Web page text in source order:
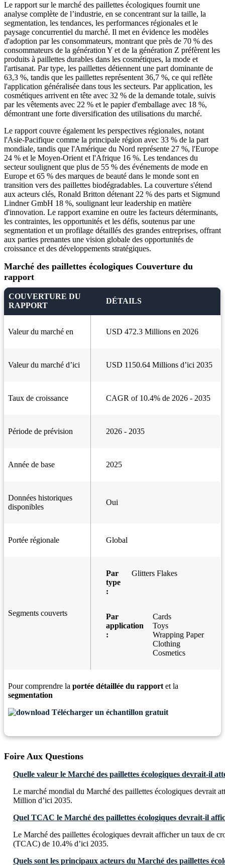
Le rapport sur le marché des paillettes écologiques fournit une
analyse complète de l’industrie, en se concentrant sur la taille, la
segmentation, les tendances, les performances régionales et le
paysage concurrentiel du marché. Il met en évidence les modèles
d'adoption par les consommateurs, montrant que près de 70 % des
consommateurs de la génération Y et de la génération Z préfèrent les
produits à paillettes durables dans les cosmétiques, la mode et
l'artisanat. Par type, les paillettes détiennent une part dominante de
63,3 %, tandis que les paillettes représentent 36,7 %, ce qui reflète
l'application généralisée dans tous les secteurs. Par application, les
cosmétiques arrivent en tête avec 32 % de la demande totale, suivis
par les vêtements avec 22 % et le papier d'emballage avec 18 %,
démontrant une forte diversification des utilisations du marché.
Le rapport couvre également les perspectives régionales, notant
l'Asie-Pacifique comme la principale région avec 33 % de la part
mondiale, tandis que l'Amérique du Nord représente 27 %, l'Europe
24 % et le Moyen-Orient et l'Afrique 16 %. Les tendances du
secteur soulignent que plus de 55 % des événements de mode en
Europe et 65 % des marques de beauté dans le monde sont en
transition vers des paillettes biodégradables. La couverture s'étend
aux acteurs clés, Ronald Britton détenant 22 % des parts et Sigmund
Lindner GmbH 18 %, soulignant leur leadership en matière
d'innovation. Le rapport examine en outre les facteurs déterminants,
les contraintes, les opportunités et les défis, soutenus par une
segmentation et un profilage détaillés des grandes entreprises, offrant
aux parties prenantes une vision globale des opportunités de
croissance et des développements stratégiques.
Marché des paillettes écologiques Couverture du
rapport
COUVERTURE DU
RAPPORT
DÉTAILS
Valeur du marché en USD 472.3 Millions en 2026
Valeur du marché d’ici USD 1150.64 Millions d’ici 2035
Taux de croissance CAGR of 10.4% de 2026 - 2035
Période de prévision 2026 - 2035
Année de base 2025
Données historiques
disponibles
Oui
Portée régionale Global
Segments couverts
Par
type
:
Glitters Flakes
Par
application
:
Cards
Toys
Wrapping Paper
Clothing
Cosmetics
Pour comprendre la portée détaillée du rapport et la
segmentation
Télécharger un échantillon gratuit
Foire Aux Questions
Quelle valeur le Marché des paillettes écologiques devrait-il
Le marché mondial du Marché des paillettes écologiques devrait
Million d’ici 2035.
Quel TCAC le Marché des paillettes écologiques devrait-il
Le Marché des paillettes écologiques devrait afficher un taux de
(TCAC) de 10.4% d’ici 2035.
Quels sont les principaux acteurs du Marché des paillettes